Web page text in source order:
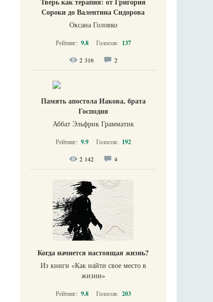
Сороки до Валентина Сидорова
Оксана Головко
Рейтинг: 9.8 Голосов: 137
2 316 2
Память апостола Иакова, брата
Господня
Аббат Эльфрик Грамматик
Рейтинг: 9.9 Голосов: 192
2 142 4
Когда начнется настоящая жизнь?
Из книги «Как найти свое место в
жизни​»
Рейтинг: 9.8 Голосов: 203